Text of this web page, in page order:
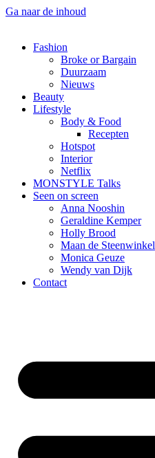
Ga naar de inhoud
Fashion
Broke or Bargain
Duurzaam
Nieuws
Beauty
Lifestyle
Body & Food
Recepten
Hotspot
Interior
Netflix
MONSTYLE Talks
Seen on screen
Anna Nooshin
Geraldine Kemper
Holly Brood
Maan de Steenwinkel
Monica Geuze
Wendy van Dijk
Contact